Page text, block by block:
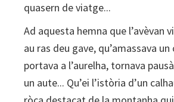
quasern de viatge...
Ad aquesta hemna que l’avèvan
au ras deu gave, qu’amassava un
portava a l’aurelha, tornava
un aute... Qu’ei l’istòria d’un